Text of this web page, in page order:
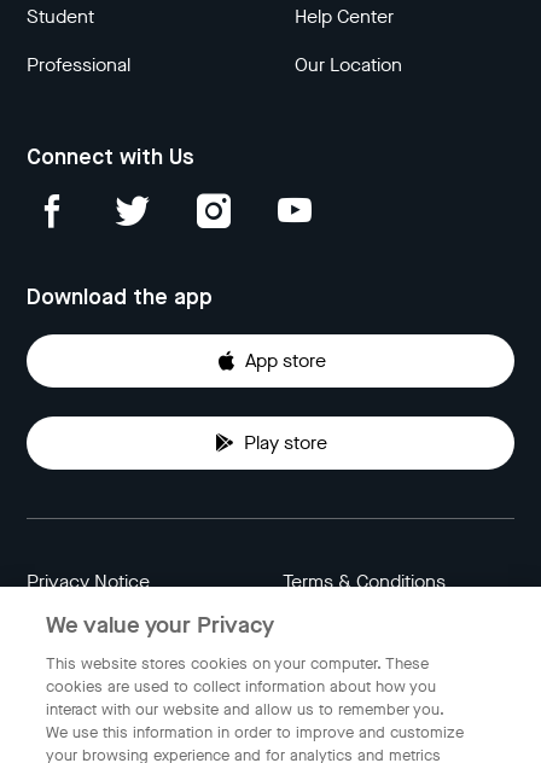
Student
Professional
Help Center
Our Location
Connect with Us
Download the app
App store
Play store
Privacy Notice Terms & Conditions
Data Attribution
Indonesia
We value your Privacy
This website stores cookies on your computer. These
cookies are used to collect information about how you
interact with our website and allow us to remember you.
We use this information in order to improve and customize
your browsing experience and for analytics and metrics